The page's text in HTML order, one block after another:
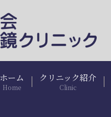
ホーム
Home
クリニック紹介
Clinic